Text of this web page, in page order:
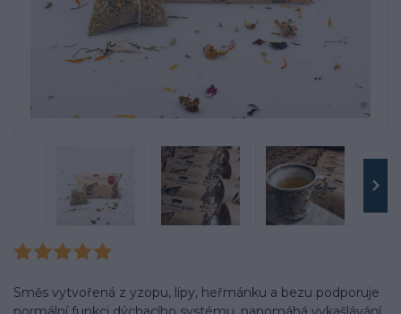
Směs vytvořená z yzopu, lípy, heřmánku a bezu podporuje